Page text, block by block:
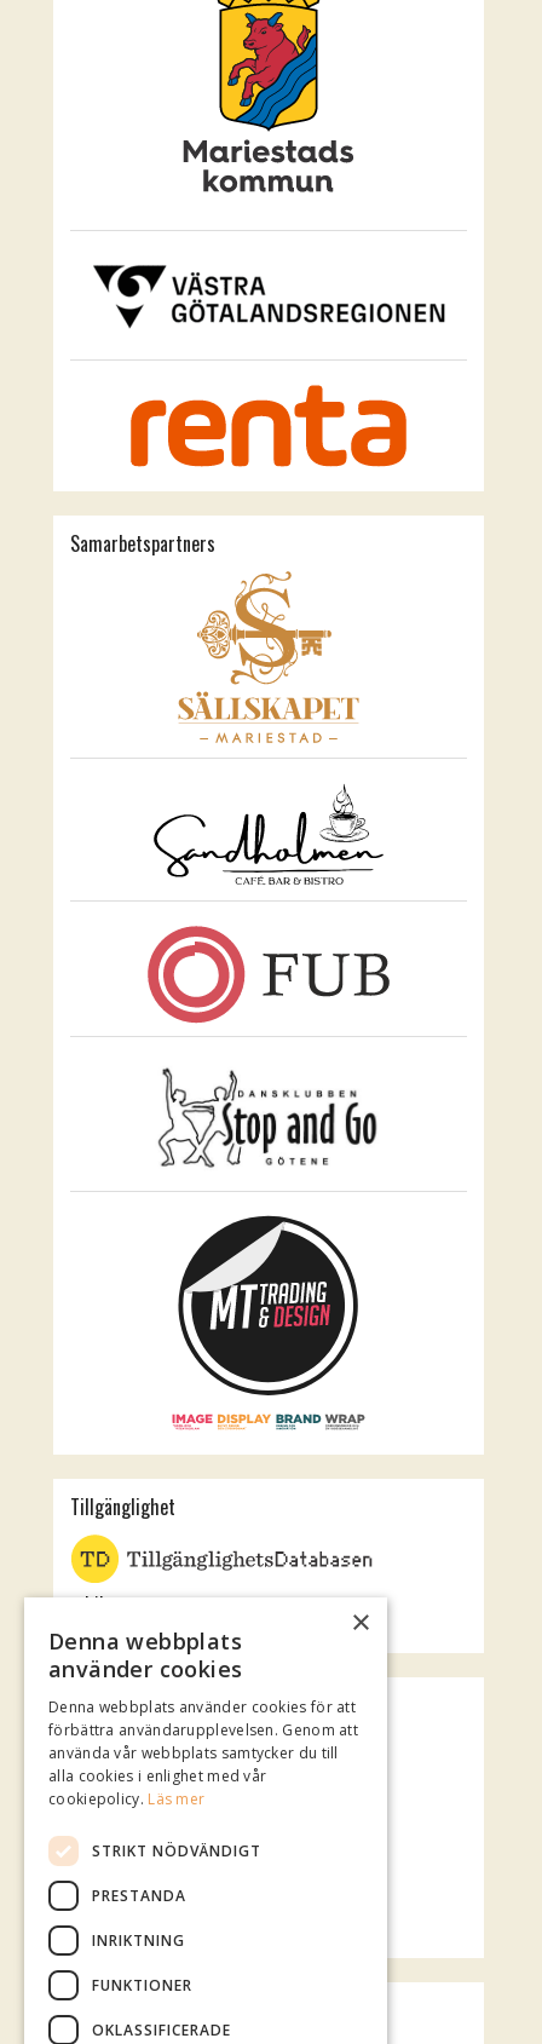
Samarbetspartners
Tillgänglighet
Jubileumsteatern
Spotify Playlist
Vädret över Mariestad
×
Denna webbplats
använder cookies
Denna webbplats använder cookies för att
förbättra användarupplevelsen. Genom att
använda vår webbplats samtycker du till
alla cookies i enlighet med vår
cookiepolicy. Läs mer
STRIKT NÖDVÄNDIGT
PRESTANDA
INRIKTNING
FUNKTIONER
OKLASSIFICERADE